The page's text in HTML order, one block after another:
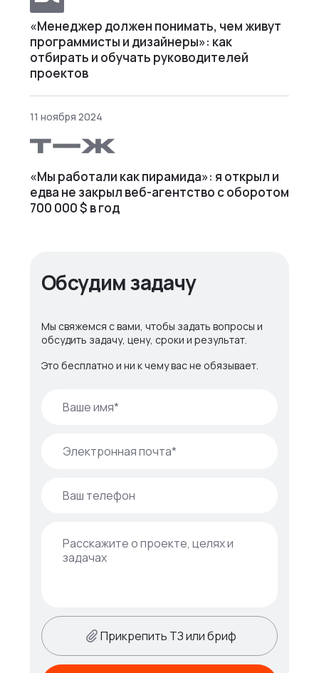
«Менеджер должен понимать, чем живут
программисты и дизайнеры»: как
отбирать и обучать руководителей
проектов
11 ноября 2024
«Мы работали как пирамида»: я открыл и
едва не закрыл веб⁠-⁠агентство с оборотом
700 000 $ в год
Обсудим задачу
Мы свяжемся с вами, чтобы задать вопросы и
обсудить задачу, цену, сроки и результат.
Это бесплатно и ни к чему вас не обязывает.
Прикрепить ТЗ или бриф